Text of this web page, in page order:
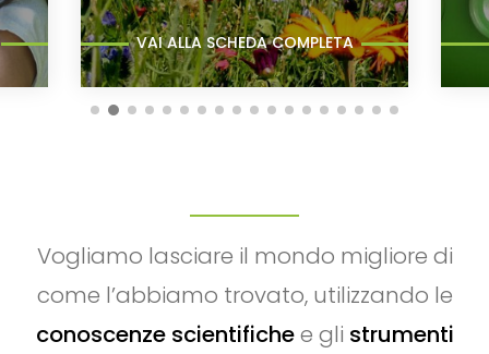
VAI ALLA SCHEDA COMPLETA
Vogliamo lasciare il mondo migliore di
come l’abbiamo trovato, utilizzando le
conoscenze scientifichee gli strumenti